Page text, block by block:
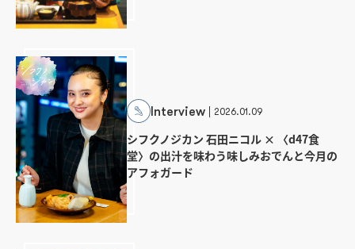
Interview 2026.01.09
シフクノジカン 石田ニコル × 〈d47食
堂〉の出汁を味わう味しみおでんと今月の
アフォガード